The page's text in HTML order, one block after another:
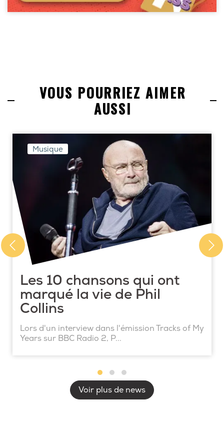
VOUS POURRIEZ AIMER
AUSSI
Musique
Les 10 chansons qui ont
marqué la vie de Phil
Collins
Lors d'un interview dans l'émission Tracks of My
Years sur BBC Radio 2, P...
Voir plus de news